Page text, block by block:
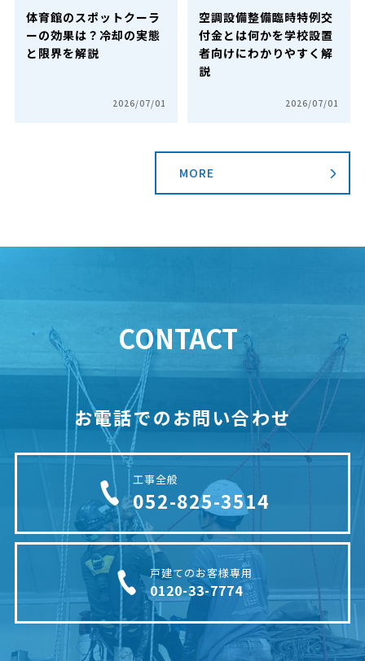
体育館のスポットクーラ
ーの効果は？冷却の実態
と限界を解説
2026/07/01
空調設備整備臨時特例交
付金とは何かを学校設置
者向けにわかりやすく解
説
2026/07/01
MORE
CONTACT
お電話でのお問い合わせ
工事全般
052-825-3514
戸建てのお客様専用
0120-33-7774